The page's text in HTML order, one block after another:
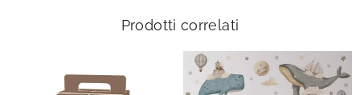
Prodotti correlati